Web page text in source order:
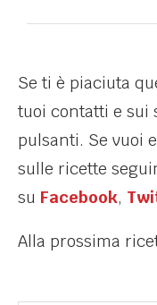
Se ti è piaciuta
tuoi contatti e sui
pulsanti. Se vuoi
sulle ricette
su Facebook,
Alla prossima